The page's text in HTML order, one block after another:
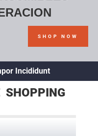
SHOP NOW
Incididunt
SHOPPING